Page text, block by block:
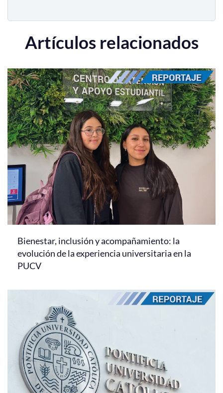
Artículos relacionados
Bienestar, inclusión y acompañamiento: la
evolución de la experiencia universitaria en la
PUCV